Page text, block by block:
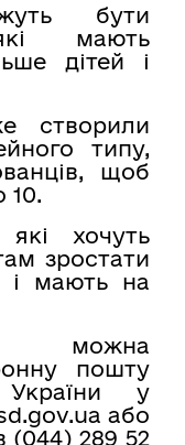
бути
мають
дітей і
створили
типу,
щоб
10.
які хочуть
зростати
і мають на
можна
пошту
у
або
(044) 289 52